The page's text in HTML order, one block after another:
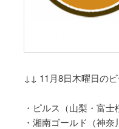
↓↓ 11月8日木曜日の
・ピルス（山梨・富士
・湘南ゴールド（神奈